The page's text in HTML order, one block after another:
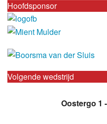
Hoofdsponsor
Volgende wedstrijd
Oostergo 1